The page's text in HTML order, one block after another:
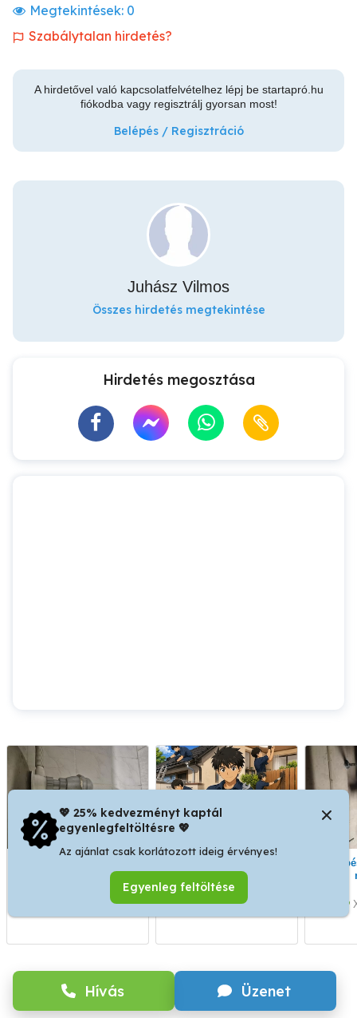
Megtekintések: 0
Szabálytalan hirdetés?
A hirdetővel való kapcsolatfelvételhez lépj be startapró.hu
fiókodba vagy regisztrálj gyorsan most!
Belépés / Regisztráció
Hívás Üzenet
Juhász Vilmos
Összes hirdetés megtekintése
Hirdetés megosztása
megcsinálok
X. kerület
💖 25% kedvezményt kaptál
egyenlegfeltöltésre 💖
Az ajánlat csak korlátozott ideig érvényes!
Egyenleg feltöltése